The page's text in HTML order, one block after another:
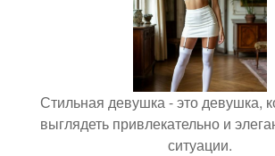
Стильная девушка - это девушка,
выглядеть привлекательно и
ситуации.